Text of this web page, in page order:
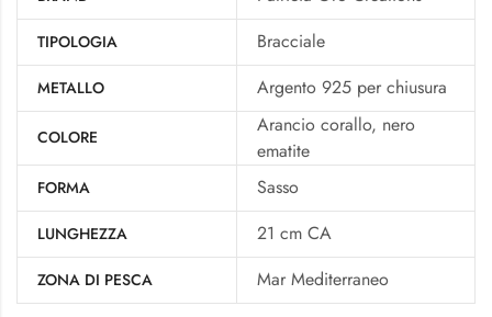
TIPOLOGIA Bracciale
METALLO Argento 925 per chiusura
COLORE
Arancio corallo, nero
ematite
FORMA Sasso
LUNGHEZZA 21 cm CA
ZONA DI PESCA Mar Mediterraneo